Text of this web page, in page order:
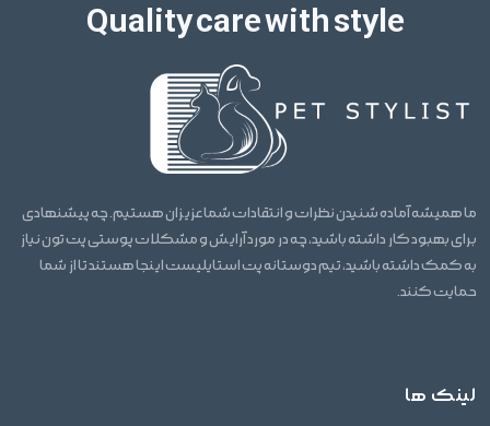
Quality care with style
ما همیشه آماده شنیدن نظرات و انتقادات شما عزیزان هستیم. چه پیشنهادی
برای بهبود کار داشته باشید، چه در مورد آرایش و مشکلات پوستی پت تون نیاز
به کمک داشته باشید، تیم دوستانه پت استایلیست اینجا هستند تا از شما
حمایت کنند.
لینک ها